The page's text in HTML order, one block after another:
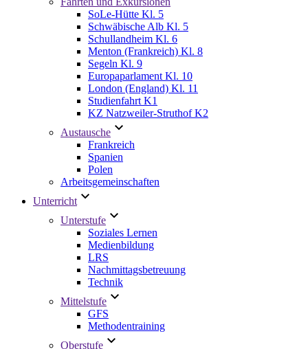
SoLe-Hütte Kl. 5
Schwäbische Alb Kl. 5
Schullandheim Kl. 6
Menton (Frankreich) Kl. 8
Segeln Kl. 9
Europaparlament Kl. 10
London (England) Kl. 11
Studienfahrt K1
KZ Natzweiler-Struthof K2
Austausche
Frankreich
Spanien
Polen
Arbeitsgemeinschaften
Unterricht
Unterstufe
Soziales Lernen
Medienbildung
LRS
Nachmittagsbetreuung
Technik
Mittelstufe
GFS
Methodentraining
Oberstufe